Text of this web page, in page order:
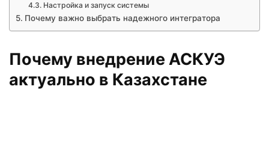
Настройка и запуск системы
Почему важно выбрать надежного интегратора
Почему внедрение АСКУЭ
актуально в Казахстане